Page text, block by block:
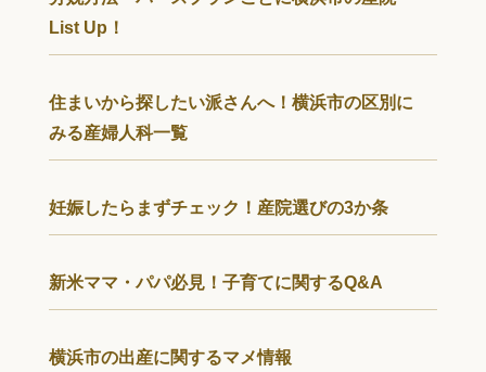
List Up！
住まいから探したい派さんへ！横浜市の区別に
みる産婦人科一覧
妊娠したらまずチェック！産院選びの3か条
新米ママ・パパ必見！子育てに関するQ&A
横浜市の出産に関するマメ情報